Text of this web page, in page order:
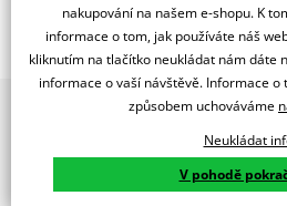
Popis a parametry
Jsme autorizovaný
dealer značky Venhill
2x multibrand showroom
9 značek motocyklů, servis,
díly, to vše v Praze a Liberci
Více než 30 let zkušeností
nakupování na našem e-shopu. K
informace o tom, jak používáte náš
kliknutím na tlačítko neukládat nám dáte
informace o vaší návštěvě. Informace
způsobem uchováváme
Neukládat
V pohodě